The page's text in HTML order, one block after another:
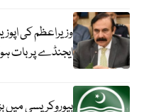
وزیراعظم کی
ایجنڈے پر بات
بیوروکریسی میں